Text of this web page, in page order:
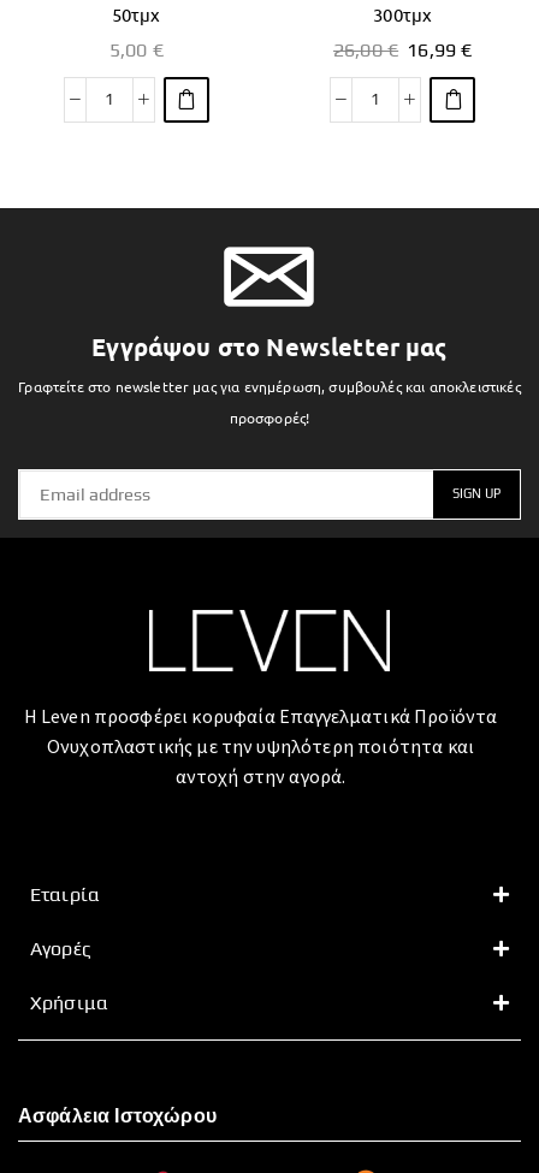
50τμχ
5,00 €
300τμχ
26,00€ 16,99€
Εγγράψου στο Newsletter μας
Γραφτείτε στο newsletter μας για ενημέρωση, συμβουλές και αποκλειστικές
προσφορές!
Η Leven προσφέρει κορυφαία Επαγγελματικά Προϊόντα
Ονυχοπλαστικής με την υψηλότερη ποιότητα και
αντοχή στην αγορά.
Εταιρία
Αγορές
Χρήσιμα
Ασφάλεια Ιστοχώρου